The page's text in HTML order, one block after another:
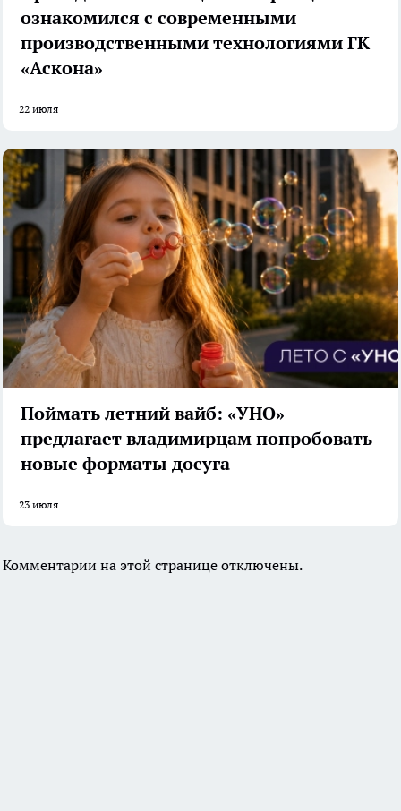
ознакомился с современными
производственными технологиями ГК
«Аскона»
22 июля
Поймать летний вайб: «УНО»
предлагает владимирцам попробовать
новые форматы досуга
23 июля
Комментарии на этой странице отключены.